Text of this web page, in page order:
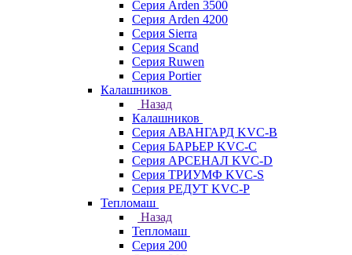
Серия Arden 3500
Серия Arden 4200
Серия Sierra
Серия Scand
Серия Ruwen
Серия Portier
Калашников
Назад
Калашников
Серия АВАНГАРД KVC-B
Серия БАРЬЕР KVC-C
Серия АРСЕНАЛ KVC-D
Серия ТРИУМФ KVC-S
Серия РЕДУТ KVC-P
Тепломаш
Назад
Тепломаш
Серия 200